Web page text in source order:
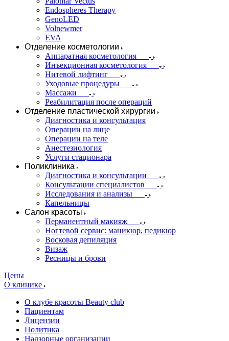
Endospheres Therapy
GenoLED
Volnewmer
EVA
Отделение косметологии
Аппаратная косметология
Инъекционная косметология
Нитевой лифтинг
Уходовые процедуры
Массажи
Реабилитация после операций
Отделение пластической хирургии
Диагностика и консультация
Операции на лице
Операции на теле
Анестезиология
Услуги стационара
Поликлиника
Диагностика и консультации
Консультации специалистов
Исследования и анализы
Капельницы
Салон красоты
Перманентный макияж
Ногтевой сервис: маникюр, педикюр
Восковая депиляция
Визаж
Ресницы и брови
Цены
О клинике
О клубе красоты Beauty club
Пациентам
Лицензии
Политика
Надзорные организации